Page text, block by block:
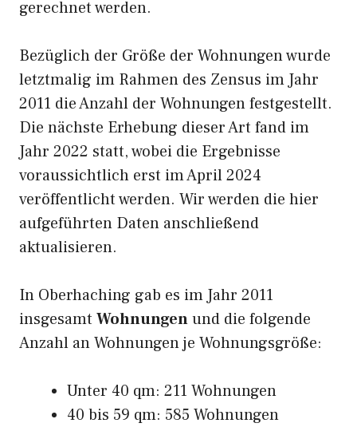
gerechnet werden.
Bezüglich der Größe der Wohnungen wurde
letztmalig im Rahmen des Zensus im Jahr
2011 die Anzahl der Wohnungen festgestellt.
Die nächste Erhebung dieser Art fand im
Jahr 2022 statt, wobei die Ergebnisse
voraussichtlich erst im April 2024
veröffentlicht werden. Wir werden die hier
aufgeführten Daten anschließend
aktualisieren.
In Oberhaching gab es im Jahr 2011
insgesamt Wohnungenund die folgende
Anzahl an Wohnungen je Wohnungsgröße:
Unter 40 qm: 211 Wohnungen
40 bis 59 qm: 585 Wohnungen